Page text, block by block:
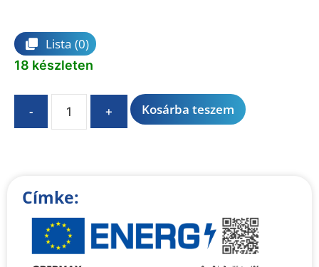
Lista (0)
18 készleten
- + Kosárba teszem
t
i
v
Címke: